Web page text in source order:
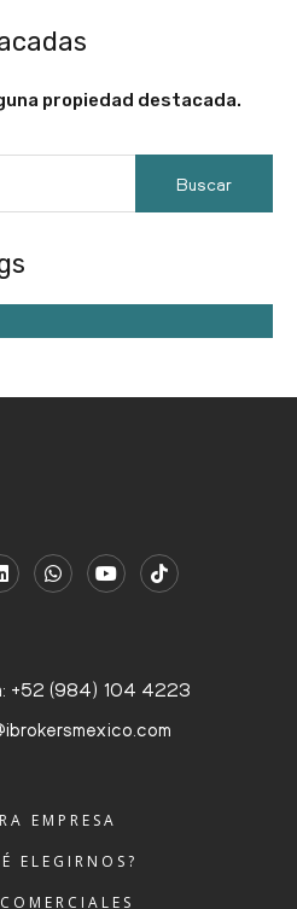
propiedad destacada.
+52 (984) 104 4223
EMPRESA
ELEGIRNOS?